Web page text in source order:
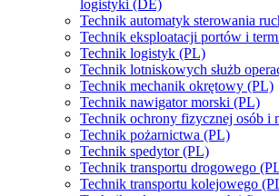
logistyki (DE)
Technik automatyk sterowania
Technik eksploatacji portów i
Technik logistyk (PL)
Technik lotniskowych służb
Technik mechanik okrętowy (PL)
Technik nawigator morski (PL)
Technik ochrony fizycznej osób i
Technik pożarnictwa (PL)
Technik spedytor (PL)
Technik transportu drogowego
Technik transportu kolejowego